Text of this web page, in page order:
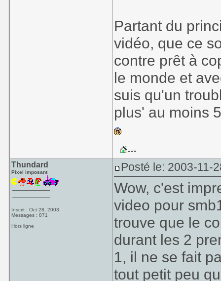
Partant du
vidéo, que ce
contre prêt à
le monde et
suis qu'un
plus' au moins
Thundard
Pixel imposant
Inscrit : Oct 28, 2003
Messages : 871
Hors ligne
Posté le: 2003-11-
Wow, c'est
video pour
trouve que le
durant les 2
1, il ne se fait
tout petit peu